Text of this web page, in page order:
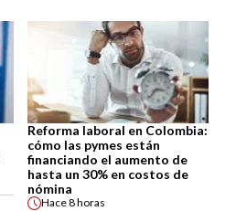
Reforma laboral en Colombia:
cómo las pymes están
financiando el aumento de
hasta un 30% en costos de
nómina
Hace8 horas